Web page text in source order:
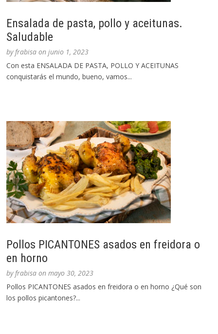
Ensalada de pasta, pollo y aceitunas.
Saludable
byfrabisa onjunio 1, 2023
Con esta ENSALADA DE PASTA, POLLO Y ACEITUNAS
conquistarás el mundo, bueno, vamos...
Pollos PICANTONES asados en freidora o
en horno
byfrabisa onmayo 30, 2023
Pollos PICANTONES asados en freidora o en horno ¿Qué son
los pollos picantones?...